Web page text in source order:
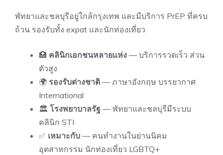
พัทยาและชลบุรีอยู่ใกล้กรุงเทพ และมีบริการ PrEP ที่ครบ
ถ้วน รองรับทั้ง expat และนักท่องเที่ยว
🏥 คลินิกเอกชนหลายแห่ง — บริการรวดเร็ว ส่วน
ตัวสูง
🌍 รองรับต่างชาติ — ภาษาอังกฤษ บรรยากาศ
International
🏛 โรงพยาบาลรัฐ — พัทยาและชลบุรีมีระบบ
คลินิก STI
✅ เหมาะกับ — คนทำงานในย่านนิคม
อุตสาหกรรม นักท่องเที่ยว LGBTQ+